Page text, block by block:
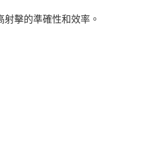
擊的準確性和效率。